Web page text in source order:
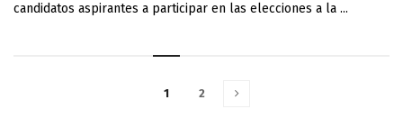
candidatos aspirantes a participar en las elecciones a la ...
1 2